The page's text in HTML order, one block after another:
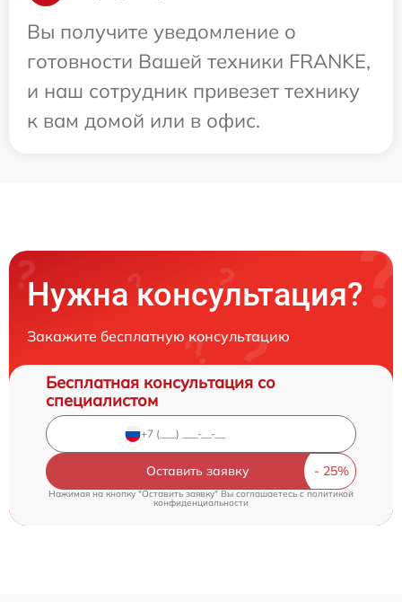
Вы получите уведомление о
готовности Вашей техники FRANKE,
и наш сотрудник привезет технику
к вам домой или в офис.
Нужна консультация?
Закажите бесплатную консультацию
Бесплатная консультация со
специалистом
Оставить заявку
Нажимая на кнопку "Оставить заявку" Вы соглашаетесь cполитикой
конфиденциальности